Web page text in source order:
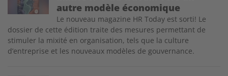
autre modèle économique
Le nouveau magazine HR Today est sorti! Le
dossier de cette édition traite des mesures permettant de
stimuler la mixité en organisation, tels que la culture
d’entreprise et les nouveaux modèles de gouvernance.